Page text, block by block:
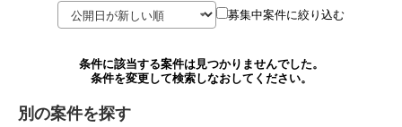
募集中案件に絞り込む
条件に該当する案件は見つかりませんでした。
条件を変更して検索しなおしてください。
別の案件を探す